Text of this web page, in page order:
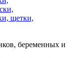
щетки,
беременных и